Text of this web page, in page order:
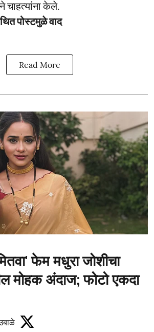
चाहत्यांना केले.
पोस्टमुळे वाद
Read More
फेम मधुरा जोशीचा
मोहक अंदाज; फोटो एकदा